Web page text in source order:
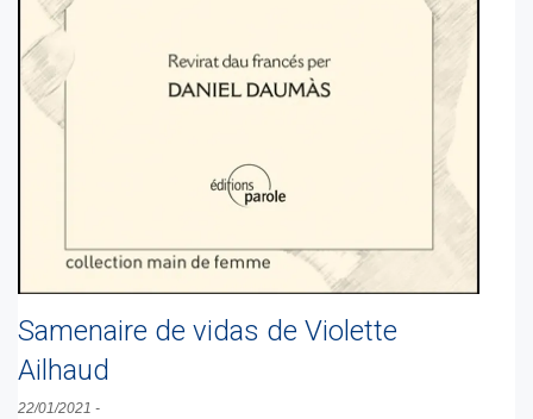
Samenaire de vidas de Violette
Ailhaud
22/01/2021 -